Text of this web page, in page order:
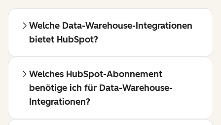
Welche Data-Warehouse-Integrationen
bietet HubSpot?
Welches HubSpot-Abonnement
benötige ich für Data-Warehouse-
Integrationen?